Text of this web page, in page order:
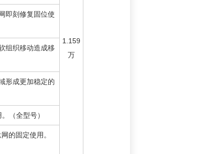
1.159
万
即刻修复固位使
组织移动造成移
形成更加稳定的
（全型号）
的固定使用。